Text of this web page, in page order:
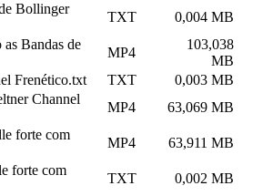
Bollinger
TXT
0,004 MB
Bandas de
MP4
103,038
MB
Frenético​.txt
TXT
0,003 MB
Channel
MP4
63,069 MB
forte com
MP4
63,911 MB
forte com
TXT
0,002 MB